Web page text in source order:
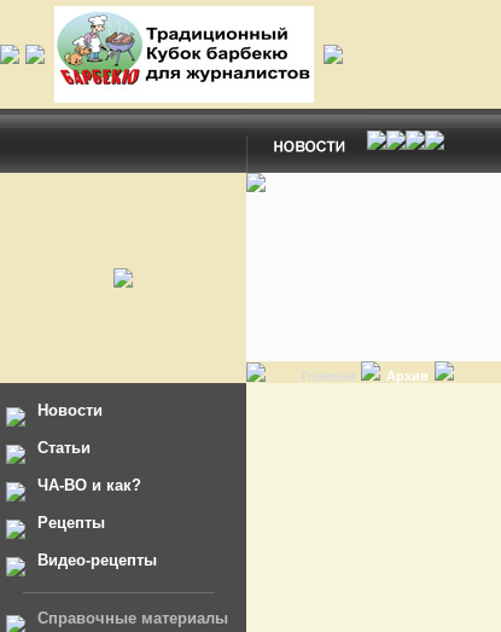
Главная Архив
Новости
Статьи
ЧА-ВО и как?
Рецепты
Видео-рецепты
Справочные материалы